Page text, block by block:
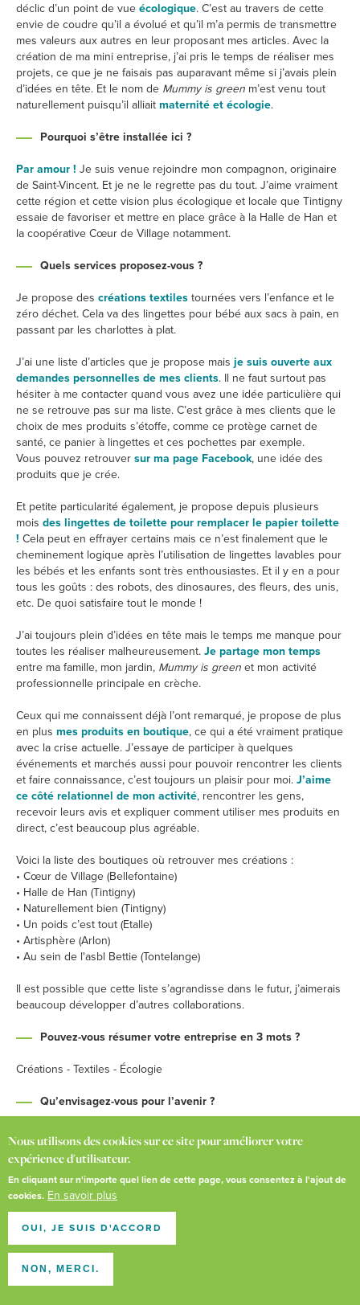
déclic d’un point de vue écologique. C’est au travers de cette
envie de coudre qu’il a évolué et qu’il m’a permis de transmettre
mes valeurs aux autres en leur proposant mes articles. Avec la
création de ma mini entreprise, j’ai pris le temps de réaliser mes
projets, ce que je ne faisais pas auparavant même si j’avais plein
d’idées en tête. Et le nom de Mummy is green m’est venu tout
naturellement puisqu’il alliait maternité et écologie.
Pourquoi s’être installée ici ?
Par amour ! Je suis venue rejoindre mon compagnon, originaire
de Saint-Vincent. Et je ne le regrette pas du tout. J’aime vraiment
cette région et cette vision plus écologique et locale que Tintigny
essaie de favoriser et mettre en place grâce à la Halle de Han et
la coopérative Cœur de Village notamment.
Quels services proposez-vous ?
Je propose des créations textiles tournées vers l’enfance et le
zéro déchet. Cela va des lingettes pour bébé aux sacs à pain, en
passant par les charlottes à plat.
J’ai une liste d’articles que je propose mais je suis ouverte aux
demandes personnelles de mes clients. Il ne faut surtout pas
hésiter à me contacter quand vous avez une idée particulière qui
ne se retrouve pas sur ma liste. C’est grâce à mes clients que le
choix de mes produits s’étoffe, comme ce protège carnet de
santé, ce panier à lingettes et ces pochettes par exemple.
Vous pouvez retrouver sur ma page Facebook, une idée des
produits que je crée.
Et petite particularité également, je propose depuis plusieurs
mois des lingettes de toilette pour remplacer le papier toilette
! Cela peut en effrayer certains mais ce n’est finalement que le
cheminement logique après l’utilisation de lingettes lavables pour
les bébés et les enfants sont très enthousiastes. Et il y en a pour
tous les goûts : des robots, des dinosaures, des fleurs, des unis,
etc. De quoi satisfaire tout le monde !
J’ai toujours plein d’idées en tête mais le temps me manque pour
toutes les réaliser malheureusement. Je partage mon temps
entre ma famille, mon jardin, Mummy is green et mon activité
professionnelle principale en crèche.
Ceux qui me connaissent déjà l’ont remarqué, je propose de plus
en plus mes produits en boutique, ce qui a été vraiment pratique
avec la crise actuelle. J’essaye de participer à quelques
événements et marchés aussi pour pouvoir rencontrer les clients
et faire connaissance, c’est toujours un plaisir pour moi. J’aime
ce côté relationnel de mon activité, rencontrer les gens,
recevoir leurs avis et expliquer comment utiliser mes produits en
direct, c’est beaucoup plus agréable.
Voici la liste des boutiques où retrouver mes créations :
• Cœur de Village (Bellefontaine)
• Halle de Han (Tintigny)
• Naturellement bien (Tintigny)
• Un poids c’est tout (Etalle)
• Artisphère (Arlon)
• Au sein de l'asbl Bettie (Tontelange)
Il est possible que cette liste s’agrandisse dans le futur, j’aimerais
beaucoup développer d’autres collaborations.
Pouvez-vous résumer votre entreprise en 3 mots ?
Créations - Textiles - Écologie
Qu’envisagez-vous pour l’avenir ?
Que cela continue et que les gens aient davantage d’intérêt pour
ce genre d’articles.
J’aimerais également développer d’autres choses et pourquoi
pas, un jour, avoir une petite boutique à la maison. J’ai eu la
chance de participer à une boutique éphémère à Arlon durant
l’été et cela donne envie de concrétiser certains projets. Affaire à
suivre donc !
Nous utilisons des cookies sur ce site pour améliorer votre
expérience d'utilisateur.
En cliquant sur n'importe quel lien de cette page, vous consentez à l'ajout de
cookies. En savoir plus
OUI, JE SUIS D'ACCORD
NON, MERCI.